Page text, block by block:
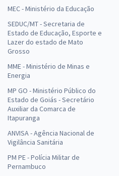
MEC - Ministério da Educação
SEDUC/MT - Secretaria de
Estado de Educação, Esporte e
Lazer do estado de Mato
Grosso
MME - Ministério de Minas e
Energia
MP GO - Ministério Público do
Estado de Goiás - Secretário
Auxiliar da Comarca de
Itapuranga
ANVISA - Agência Nacional de
Vigilância Sanitária
PM PE - Polícia Militar de
Pernambuco